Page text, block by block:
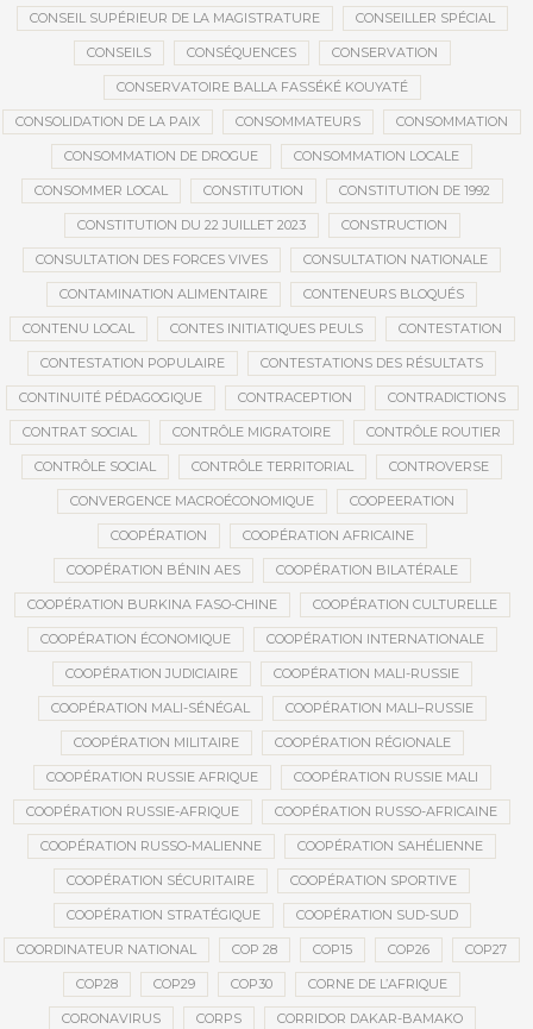
CONSEIL SUPÉRIEUR DE LA MAGISTRATURE CONSEILLER SPÉCIAL
CONSEILS CONSÉQUENCES CONSERVATION
CONSERVATOIRE BALLA FASSÉKÉ KOUYATÉ
CONSOLIDATION DE LA PAIX CONSOMMATEURS CONSOMMATION
CONSOMMATION DE DROGUE CONSOMMATION LOCALE
CONSOMMER LOCAL CONSTITUTION CONSTITUTION DE 1992
CONSTITUTION DU 22 JUILLET 2023 CONSTRUCTION
CONSULTATION DES FORCES VIVES CONSULTATION NATIONALE
CONTAMINATION ALIMENTAIRE CONTENEURS BLOQUÉS
CONTENU LOCAL CONTES INITIATIQUES PEULS CONTESTATION
CONTESTATION POPULAIRE CONTESTATIONS DES RÉSULTATS
CONTINUITÉ PÉDAGOGIQUE CONTRACEPTION CONTRADICTIONS
CONTRAT SOCIAL CONTRÔLE MIGRATOIRE CONTRÔLE ROUTIER
CONTRÔLE SOCIAL CONTRÔLE TERRITORIAL CONTROVERSE
CONVERGENCE MACROÉCONOMIQUE COOPEERATION
COOPÉRATION COOPÉRATION AFRICAINE
COOPÉRATION BÉNIN AES COOPÉRATION BILATÉRALE
COOPÉRATION BURKINA FASO-CHINE COOPÉRATION CULTURELLE
COOPÉRATION ÉCONOMIQUE COOPÉRATION INTERNATIONALE
COOPÉRATION JUDICIAIRE COOPÉRATION MALI-RUSSIE
COOPÉRATION MALI-SÉNÉGAL COOPÉRATION MALI–RUSSIE
COOPÉRATION MILITAIRE COOPÉRATION RÉGIONALE
COOPÉRATION RUSSIE AFRIQUE COOPÉRATION RUSSIE MALI
COOPÉRATION RUSSIE-AFRIQUE COOPÉRATION RUSSO-AFRICAINE
COOPÉRATION RUSSO-MALIENNE COOPÉRATION SAHÉLIENNE
COOPÉRATION SÉCURITAIRE COOPÉRATION SPORTIVE
COOPÉRATION STRATÉGIQUE COOPÉRATION SUD-SUD
COORDINATEUR NATIONAL COP 28 COP15 COP26 COP27
COP28 COP29 COP30 CORNE DE L’AFRIQUE
CORONAVIRUS CORPS CORRIDOR DAKAR-BAMAKO